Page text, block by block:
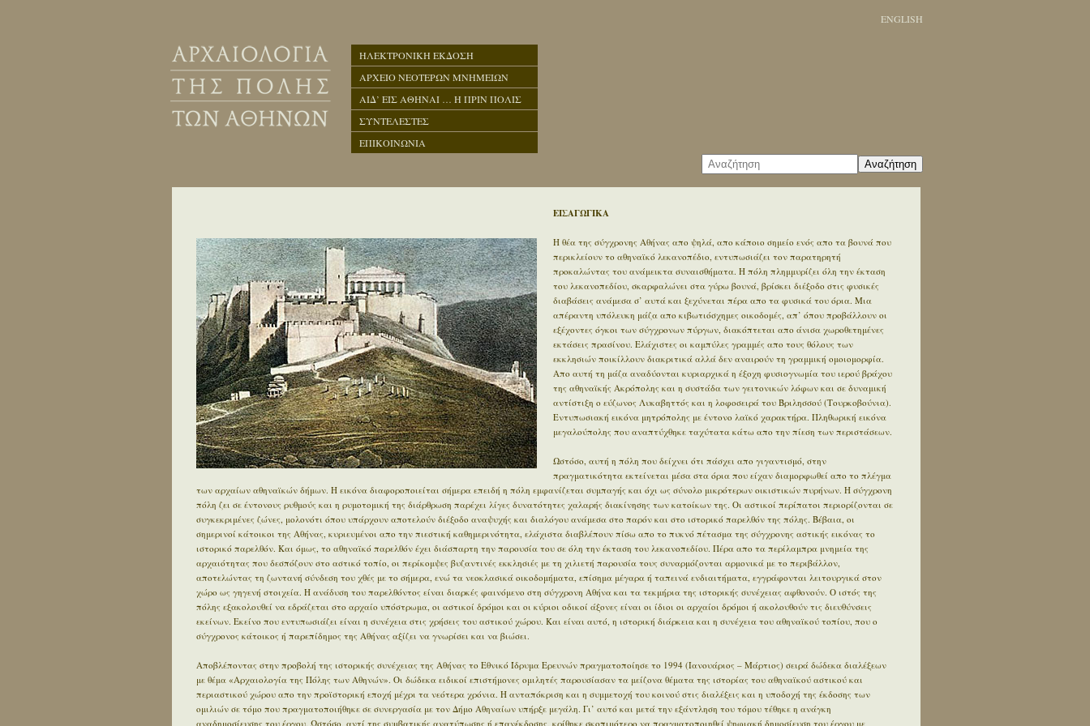
ENGLISH
ΗΛΕΚΤΡΟΝΙΚΗ ΕΚΔΟΣΗ
ΑΡΧΕΙΟ ΝΕΟΤΕΡΩΝ ΜΝΗΜΕΙΩΝ
ΑΙΔ’ ΕΙΣ ΑΘΗΝΑΙ … Η ΠΡΙΝ ΠΟΛΙΣ
ΣΥΝΤΕΛΕΣΤΕΣ
ΕΠΙΚΟΙΝΩΝΙΑ
Αναζήτηση
ΕΙΣΑΓΩΓΙΚΑ
Η θέα της σύγχρονης Αθήνας απο ψηλά, απο κάποιο σημείο ενός απο τα βουνά που
περικλείουν το αθηναϊκό λεκανοπέδιο, εντυπωσιάζει τον παρατηρητή
προκαλώντας του ανάμεικτα συναισθήματα. Η πόλη πλημμυρίζει όλη την έκταση
του λεκανοπεδίου, σκαρφαλώνει στα γύρω βουνά, βρίσκει διέξοδο στις φυσικές
διαβάσεις ανάμεσα σ’ αυτά και ξεχύνεται πέρα απο τα φυσικά του όρια. Μια
απέραντη υπόλευκη μάζα απο κιβωτιόσχημες οικοδομές, απ’ όπου προβάλλουν οι
εξέχοντες όγκοι των σύγχρονων πύργων, διακόπτεται απο άνισα χωροθετημένες
εκτάσεις πρασίνου. Ελάχιστες οι καμπύλες γραμμές απο τους θόλους των
εκκλησιών ποικίλλουν διακριτικά αλλά δεν αναιρούν τη γραμμική ομοιομορφία.
Απο αυτή τη μάζα αναδύονται κυριαρχικά η έξοχη φυσιογνωμία του ιερού βράχου
της αθηναϊκής Ακρόπολης και η συστάδα των γειτονικών λόφων και σε δυναμική
αντίστιξη ο εύζωνος Λυκαβηττός και η λοφοσειρά του Βριλησσού (Τουρκοβούνια).
Εντυπωσιακή εικόνα μητρόπολης με έντονο λαϊκό χαρακτήρα. Πληθωρική εικόνα
μεγαλούπολης που αναπτύχθηκε ταχύτατα κάτω απο την πίεση των περιστάσεων.
Ωστόσο, αυτή η πόλη που δείχνει ότι πάσχει απο γιγαντισμό, στην
πραγματικότητα εκτείνεται μέσα στα όρια που είχαν διαμορφωθεί απο το πλέγμα
των αρχαίων αθηναϊκών δήμων. Η εικόνα διαφοροποιείται σήμερα επειδή η πόλη εμφανίζεται συμπαγής και όχι ως σύνολο μικρότερων οικιστικών πυρήνων. Η σύγχρονη
πόλη ζει σε έντονους ρυθμούς και η ρυμοτομική της διάρθρωση παρέχει λίγες δυνατότητες χαλαρής διακίνησης των κατοίκων της. Οι αστικοί περίπατοι περιορίζονται σε
συγκεκριμένες ζώνες, μολονότι όπου υπάρχουν αποτελούν διέξοδο αναψυχής και διαλόγου ανάμεσα στο παρόν και στο ιστορικό παρελθόν της πόλης. Βέβαια, οι
σημερινοί κάτοικοι της Αθήνας, κυριευμένοι απο την πιεστική καθημερινότητα, ελάχιστα διαβλέπουν πίσω απο το πυκνό πέτασμα της σύγχρονης αστικής εικόνας το
ιστορικό παρελθόν. Και όμως, το αθηναϊκό παρελθόν έχει διάσπαρτη την παρουσία του σε όλη την έκταση του λεκανοπεδίου. Πέρα απο τα περίλαμπρα μνημεία της
αρχαιότητας που δεσπόζουν στο αστικό τοπίο, οι περίκομψες βυζαντινές εκκλησιές με τη χιλιετή παρουσία τους συναρμόζονται αρμονικά με το περιβάλλον,
αποτελώντας τη ζωντανή σύνδεση του χθές με το σήμερα, ενώ τα νεοκλασικά οικοδομήματα, επίσημα μέγαρα ή ταπεινά ενδιαιτήματα, εγγράφονται λειτουργικά στον
χώρο ως γηγενή στοιχεία. Η ανάδυση του παρελθόντος είναι διαρκές φαινόμενο στη σύγχρονη Αθήνα και τα τεκμήρια της ιστορικής συνέχειας αφθονούν. Ο ιστός της
πόλης εξακολουθεί να εδράζεται στο αρχαίο υπόστρωμα, οι αστικοί δρόμοι και οι κύριοι οδικοί άξονες είναι οι ίδιοι οι αρχαίοι δρόμοι ή ακολουθούν τις διευθύνσεις
εκείνων. Εκείνο που εντυπωσιάζει είναι η συνέχεια στις χρήσεις του αστικού χώρου. Και είναι αυτό, η ιστορική διάρκεια και η συνέχεια του αθηναϊκού τοπίου, που ο
σύγχρονος κάτοικος ή παρεπίδημος της Αθήνας αξίζει να γνωρίσει και να βιώσει.
Αποβλέποντας στην προβολή της ιστορικής συνέχειας της Αθήνας το Εθνικό Ίδρυμα Ερευνών πραγματοποίησε το 1994 (Ιανουάριος – Μάρτιος) σειρά δώδεκα διαλέξεων
με θέμα «Αρχαιολογία της Πόλης των Αθηνών». Οι δώδεκα ειδικοί επιστήμονες ομιλητές παρουσίασαν τα μείζονα θέματα της ιστορίας του αθηναϊκού αστικού και
περιαστικού χώρου απο την προϊστορική εποχή μέχρι τα νεότερα χρόνια. Η ανταπόκριση και η συμμετοχή του κοινού στις διαλέξεις και η υποδοχή της έκδοσης των
ομιλιών σε τόμο που πραγματοποιήθηκε σε συνεργασία με τον Δήμο Αθηναίων υπήρξε μεγάλη. Γι’ αυτό και μετά την εξάντληση του τόμου τέθηκε η ανάγκη
αναδημοσίευσης του έργου. Ωστόσο, αντί της συμβατικής ανατύπωσης ή επανέκδοσης, κρίθηκε σκοπιμότερο να πραγματοποιηθεί ψηφιακή δημοσίευση του έργου με